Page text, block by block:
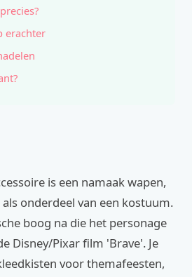
erachter
is een namaak wapen,
onderdeel van een kostuum.
boog na die het personage
Disney/Pixar film 'Brave'. Je
voor themafeesten,